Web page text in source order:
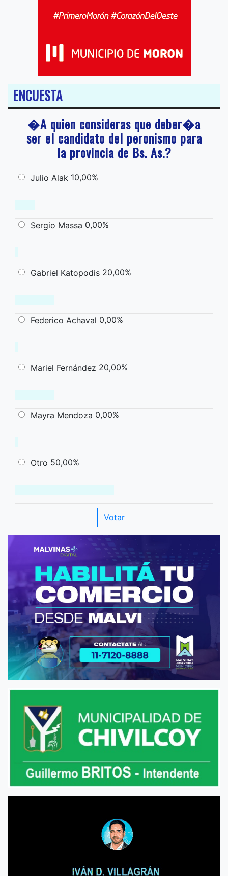
ENCUESTA
�A quien consideras que deber�a
ser el candidato del peronismo para
la provincia de Bs. As.?
Julio Alak 10,00%
Sergio Massa 0,00%
Gabriel Katopodis 20,00%
Federico Achaval 0,00%
Mariel Fernández 20,00%
Mayra Mendoza 0,00%
Otro 50,00%